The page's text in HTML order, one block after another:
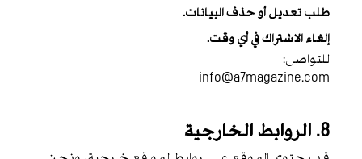
طلب تعديل أو حذف البيانات.
إلغاء الاشتراك في أي وقت.
للتواصل:
info@a7magazine.com
8. الروابط الخارجية